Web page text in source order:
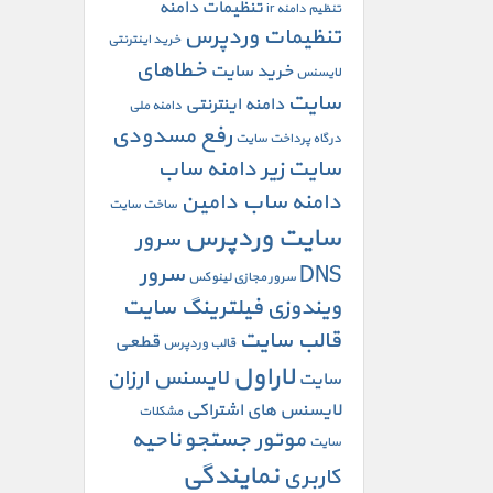
تنظیم دامنه ir تنظیمات دامنه
تنظیمات وردپرس خرید اینترنتی
لایسنس خرید سایت خطاهای
سایت دامنه اینترنتی دامنه ملی
درگاه پرداخت سایت رفع مسدودی
سایت زیر دامنه ساب
دامنه ساب دامین ساخت سایت
سایت وردپرس سرور
DNS سرور مجازی لینوکس سرور
ویندوزی فیلترینگ سایت
قالب سایت قالب وردپرس قطعی
سایت لاراول لایسنس ارزان
لایسنس های اشتراکی مشکلات
سایت موتور جستجوناحیه
کاربری نمایندگی